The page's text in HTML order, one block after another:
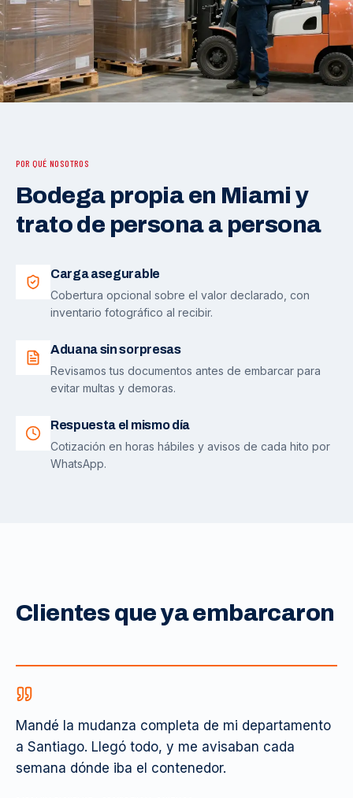
POR QUÉ NOSOTROS
Bodega propia en Miami y
trato de persona a persona
Carga asegurable
Cobertura opcional sobre el valor declarado, con
inventario fotográfico al recibir.
Aduana sin sorpresas
Revisamos tus documentos antes de embarcar para
evitar multas y demoras.
Respuesta el mismo día
Cotización en horas hábiles y avisos de cada hito por
WhatsApp.
Clientes que ya embarcaron
Mandé la mudanza completa de mi departamento
a Santiago. Llegó todo, y me avisaban cada
semana dónde iba el contenedor.